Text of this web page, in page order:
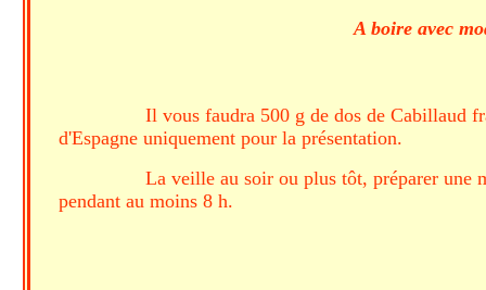
A boire avec
Il vous faudra 500 g de dos de Cabillaud
d'Espagne uniquement pour la présentation.
La veille au soir ou plus tôt, préparer une
pendant au moins 8 h.